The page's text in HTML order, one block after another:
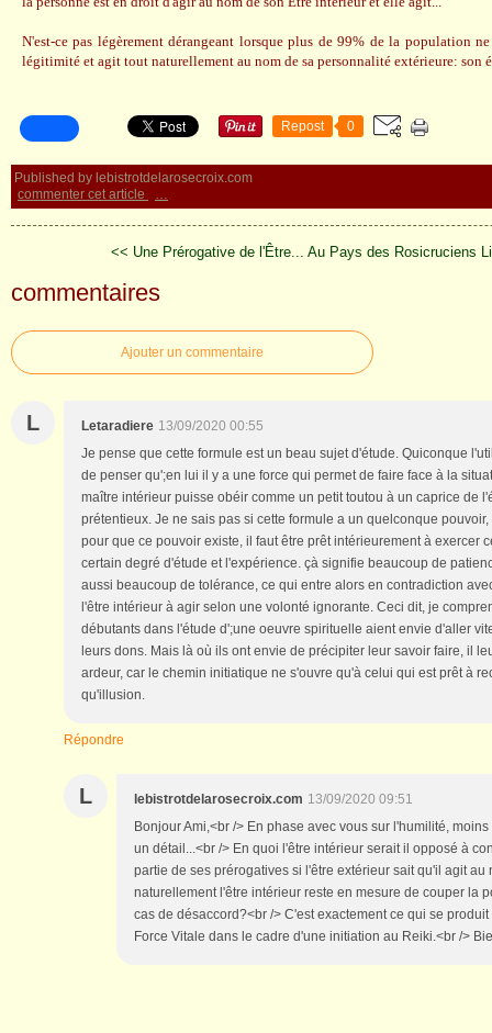
N'est-ce pas légèrement dérangeant lorsque plus de 99% de la population
légitimité et agit tout naturellement au nom de sa personnalité extérieure: son
Repost 0
Published by lebistrotdelarosecroix.com
commenter cet article
…
<< Une Prérogative de l'Être... Au Pays des Rosicruciens
commentaires
Ajouter un commentaire
L Letaradiere 13/09/2020 00:55
Je pense que cette formule est un beau sujet d'étude. Quiconque
de penser qu';en lui il y a une force qui permet de faire face à la
maître intérieur puisse obéir comme un petit toutou à un caprice de
prétentieux. Je ne sais pas si cette formule a un quelconque
pour que ce pouvoir existe, il faut être prêt intérieurement à exercer
certain degré d'étude et l'expérience. çà signifie beaucoup de
aussi beaucoup de tolérance, ce qui entre alors en contradiction
l'être intérieur à agir selon une volonté ignorante. Ceci dit, je
débutants dans l'étude d';une oeuvre spirituelle aient envie d'aller
leurs dons. Mais là où ils ont envie de précipiter leur savoir faire, il
ardeur, car le chemin initiatique ne s'ouvre qu'à celui qui est prêt à
qu'illusion.
Répondre
L lebistrotdelarosecroix.com 13/09/2020 09:51
Bonjour Ami,<br /> En phase avec vous sur l'humilité,
un détail...<br /> En quoi l'être intérieur serait il opposé à
partie de ses prérogatives si l'être extérieur sait qu'il agit au
naturellement l'être intérieur reste en mesure de couper la
cas de désaccord?<br /> C'est exactement ce qui se
Force Vitale dans le cadre d'une initiation au Reiki.<br />